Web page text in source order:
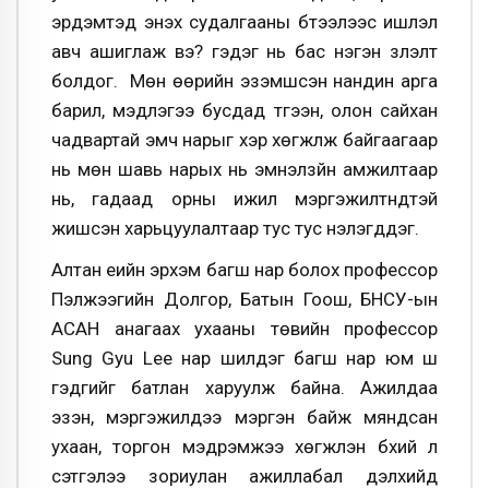
эрдэмтэд энэхүү судалгааны бүтээлээс ишлэл
авч ашиглаж вэ? гэдэг нь бас нэгэн үзүүлэлт
болдог. Мөн өөрийн эзэмшсэн нандин арга
барил, мэдлэгээ бусдад түгээн, олон сайхан
чадвартай эмч нарыг хэр хөгжүүлж байгаагаар
нь мөн шавь нарых нь эмнэлзүйн амжилтаар
нь, гадаад орны ижил мэргэжилтнүүдтэй
жишсэн харьцуулалтаар тус тус үнэлэгддэг.
Алтан үеийн эрхэм багш нар болох профессор
Пэлжээгийн Долгор, Батын Гоош, БНСУ-ын
АСАН анагаах ухааны төвийн профессор
Sung Gyu Lee нар шилдэг багш нар юм шүү
гэдгийг батлан харуулж байна. Ажилдаа
эзэн, мэргэжилдээ мэргэн байж мяндсан
ухаан, торгон мэдрэмжээ хөгжүүлэн бүхий л
сэтгэлээ зориулан ажиллабал дэлхийд